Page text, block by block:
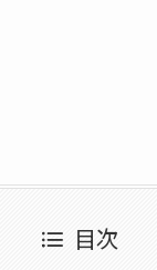
目次